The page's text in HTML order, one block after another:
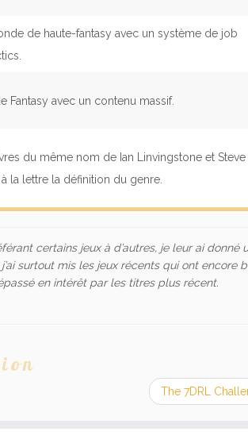
de haute-fantasy avec un système de job
Fantasy avec un contenu massif.
du même nom de Ian Linvingstone et Steve
la lettre la définition du genre.
certains jeux à d’autres, je leur ai donné
surtout mis les jeux récents qui ont encore
en intérêt par les titres plus récent.
The 7DRL